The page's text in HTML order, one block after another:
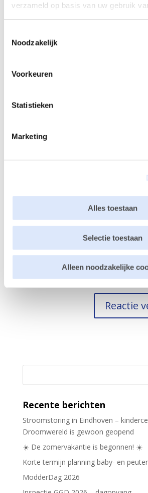
verzameld op basis van uw gebruik
Noodzakelijk
Voorkeuren
Statistieken
Marketing
Alles toestaan
Selectie toestaan
Alleen noodzakelijke
Je e-mailadres wordt niet gepubliceerd.
Mijn naam, e-mail en site opslaan
voor de volgende keer wanneer ik
Recente berichten
Stroomstoring in Eindhoven –
Droomwereld is gewoon geopend
☀️ De zomervakantie is begonnen! ☀️
Korte termijn planning baby- en
ModderDag 2026